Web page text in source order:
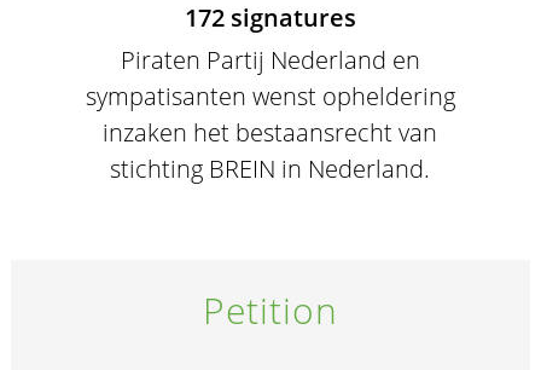
172 signatures
Piraten Partij Nederland en
sympatisanten wenst opheldering
inzaken het bestaansrecht van
stichting BREIN in Nederland.
Petition